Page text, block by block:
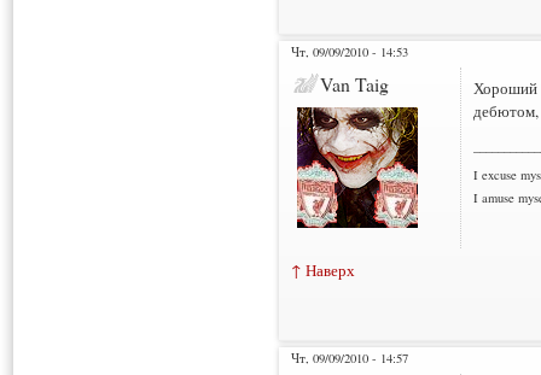
Чт, 09/09/2010 - 14:53
Van Taig
Хороший
дебютом,
I excuse
I amuse
↑ Наверх
Чт, 09/09/2010 - 14:57